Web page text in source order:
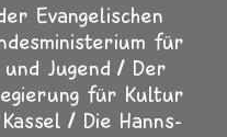
Evangelischen
für
Jugend
Der
für Kultur
Die Hanns-